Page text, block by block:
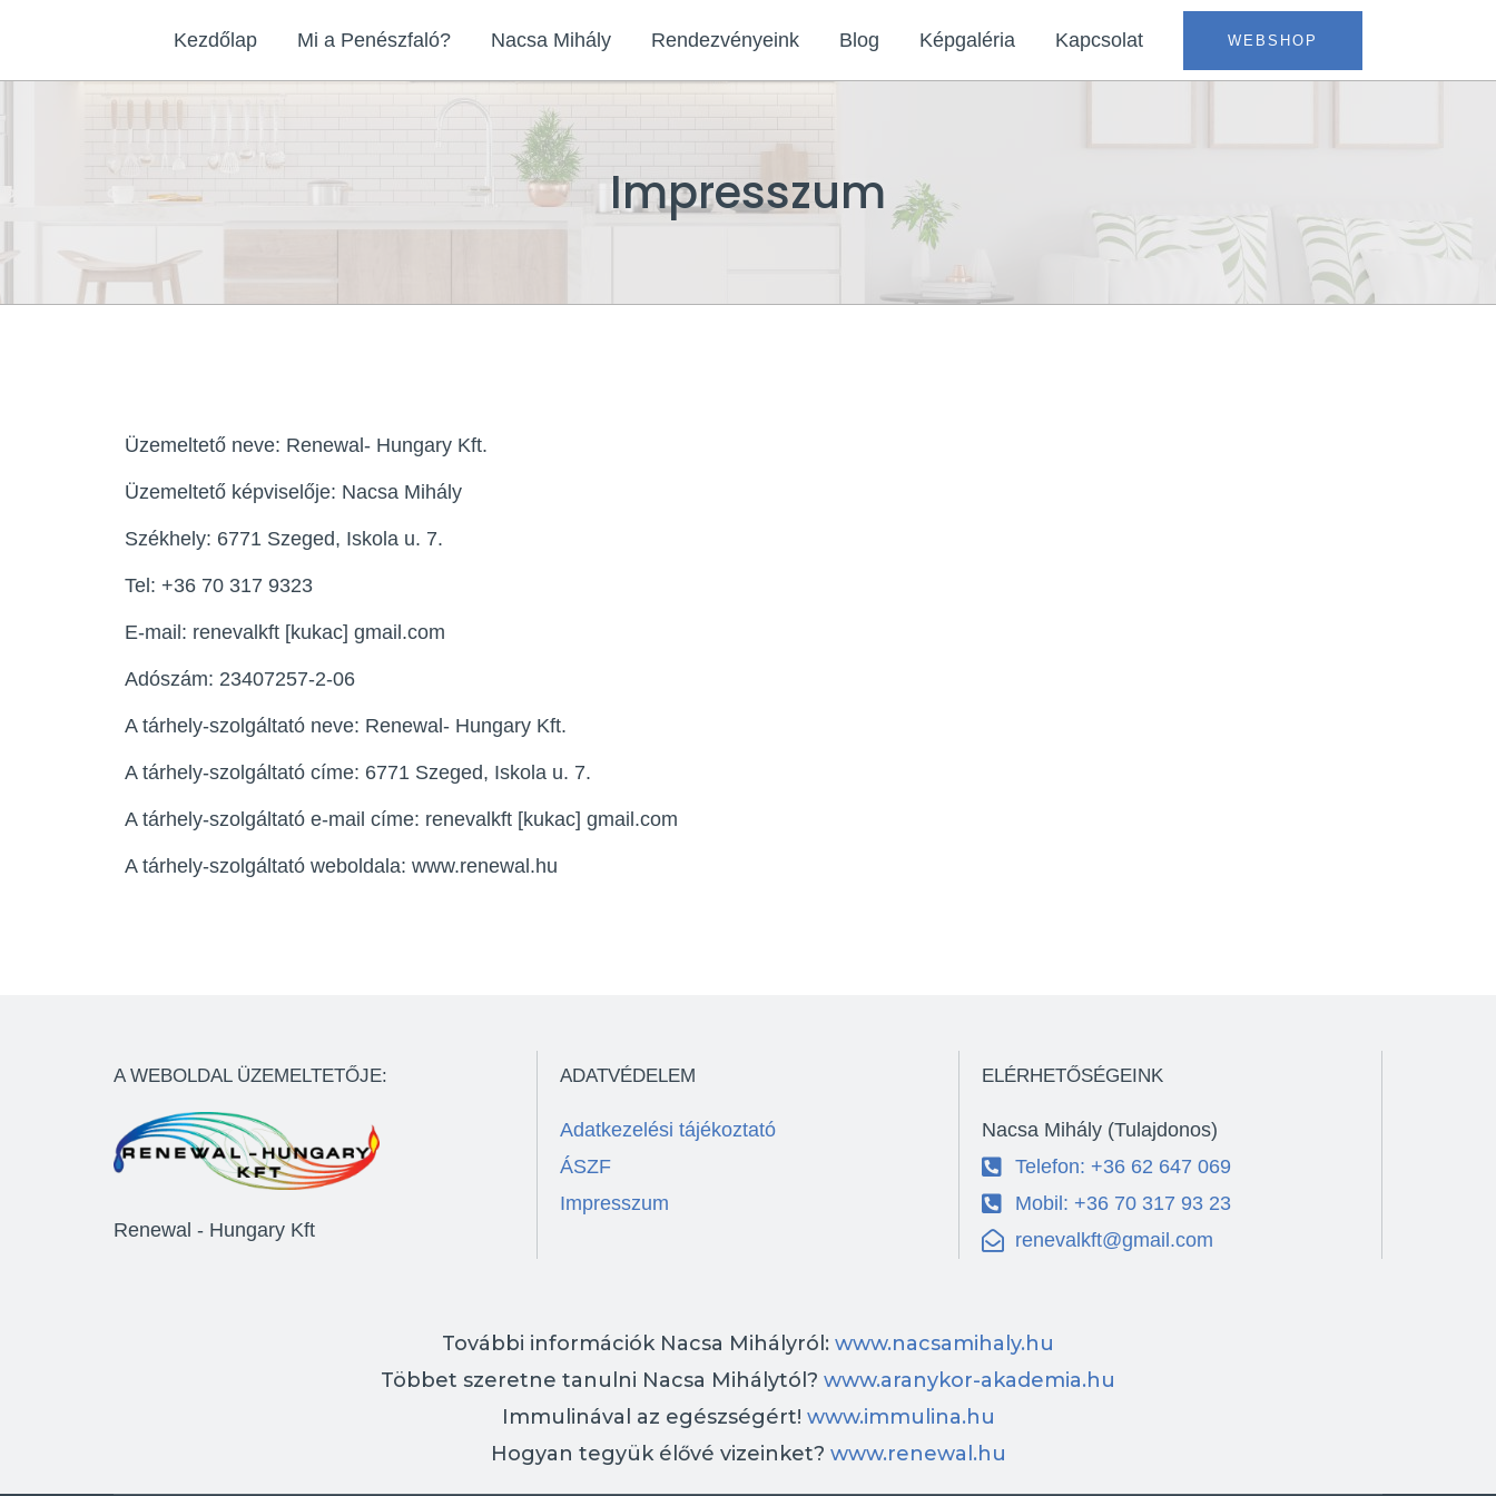
Kezdőlap Mi a Penészfaló? Nacsa Mihály Rendezvényeink Blog Képgaléria Kapcsolat WEBSHOP
Impresszum
Üzemeltető neve: Renewal- Hungary Kft.
Üzemeltető képviselője: Nacsa Mihály
Székhely: 6771 Szeged, Iskola u. 7.
Tel: +36 70 317 9323
E-mail: renevalkft [kukac] gmail.com
Adószám: 23407257-2-06
A tárhely-szolgáltató neve: Renewal- Hungary Kft.
A tárhely-szolgáltató címe: 6771 Szeged, Iskola u. 7.
A tárhely-szolgáltató e-mail címe: renevalkft [kukac] gmail.com
A tárhely-szolgáltató weboldala: www.renewal.hu
A WEBOLDAL ÜZEMELTETŐJE:
Renewal - Hungary Kft
ADATVÉDELEM
Adatkezelési tájékoztató
ÁSZF
Impresszum
ELÉRHETŐSÉGEINK
Nacsa Mihály (Tulajdonos)
Telefon: +36 62 647 069
Mobil: +36 70 317 93 23
renevalkft@gmail.com
További információk Nacsa Mihályról: www.nacsamihaly.hu
Többet szeretne tanulni Nacsa Mihálytól? www.aranykor-akademia.hu
Immulinával az egészségért! www.immulina.hu
Hogyan tegyük élővé vizeinket? www.renewal.hu